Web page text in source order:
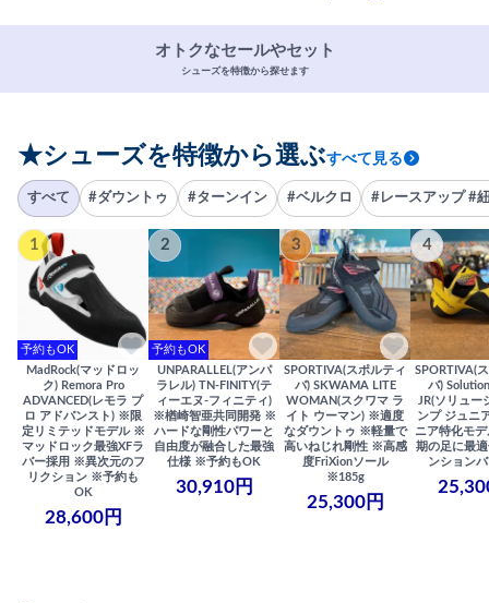
オトクなセールやセット
シューズを特徴から探せます
★シューズを特徴から選ぶすべて見る
すべて #ダウントゥ #ターンイン #ベルクロ #レースアップ #
1
予約もOK
MadRock(マッドロッ
ク) Remora Pro
ADVANCED(レモラ プ
ロ アドバンスト) ※限
定リミテッドモデル ※
マッドロック最強XFラ
バー採用 ※異次元のフ
リクション ※予約も
OK
28,600円
2
予約もOK
UNPARALLEL(アンパ
ラレル) TN-FINITY(テ
ィーエヌ-フィニティ)
※楢崎智亜共同開発 ※
ハードな剛性パワーと
自由度が融合した最強
仕様 ※予約もOK
30,910円
3
SPORTIVA(スポルティ
バ) SKWAMA LITE
WOMAN(スクワマ ラ
イト ウーマン) ※適度
なダウントゥ ※軽量で
高いねじれ剛性 ※高感
度FriXionソール
※185g
25,300円
4
SPORTIVA(
バ)
JR(ソリュー
ンプ ジュニ
ニア特化モ
期の足に最
ンション